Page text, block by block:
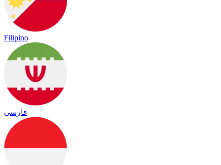
Filipino
فارسی